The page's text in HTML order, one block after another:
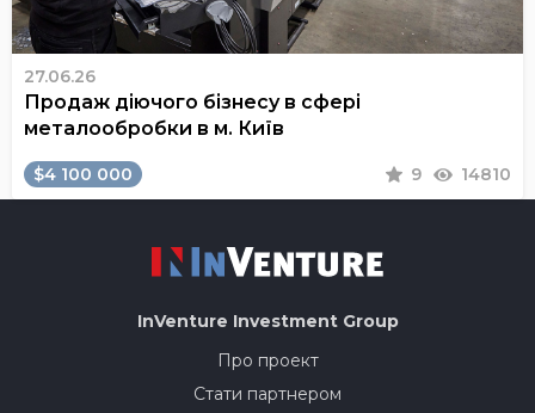
27.06.26
Продаж діючого бізнесу в сфері
металообробки в м. Київ
$4 100 000 9 14810
InVenture Investment Group
Про проект
Стати партнером